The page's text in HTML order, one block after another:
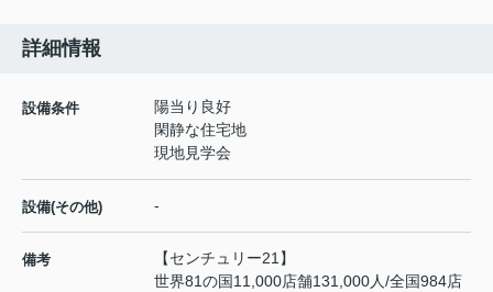
詳細情報
設備条件
陽当り良好
閑静な住宅地
現地見学会
設備(その他) -
備考
【センチュリー21】
世界81の国11,000店舗131,000人/全国984店